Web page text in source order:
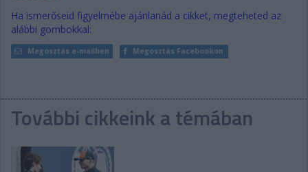
Ha ismerőseid figyelmébe ajánlanád a cikket, megteheted az
alábbi gombokkal:
Megosztás e-mailben Megosztás Facebookon
További cikkeink a témában